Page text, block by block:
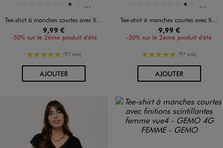
Disponible en 18 coloris
BLEU STANDARD
JAUNE STANDARD
KAKI STANDARD
MARRON
Tee-shirt à manches courtes avec finitions scintillantes femme
9,99 €
-50% sur le 2ème produit d'été
5/5 de moyenne
(97 avis)
AJOUTERAU PANIER
Disponible en 18 coloris
BLEU STANDARD
JAUNE STANDARD
KAKI STANDARD
MARRON
Tee-shirt à manches courtes avec finitions scintillantes femme
9,99 €
-50% sur le 2ème produit d'été
5/5 de moyenne
(97 avis)
AJOUTERAU PANIER